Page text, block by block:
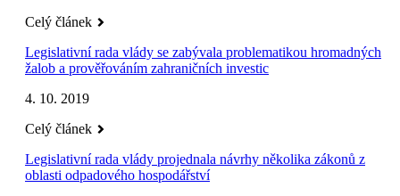
Celý článek
Legislativní rada vlády se zabývala problematikou hromadných
žalob a prověřováním zahraničních investic
4. 10. 2019
Celý článek
Legislativní rada vlády projednala návrhy několika zákonů z
oblasti odpadového hospodářství